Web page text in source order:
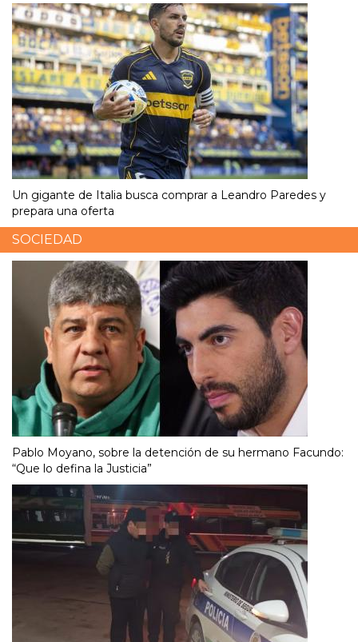
Un gigante de Italia busca comprar a Leandro Paredes y
prepara una oferta
SOCIEDAD
Pablo Moyano, sobre la detención de su hermano Facundo:
“Que lo defina la Justicia”